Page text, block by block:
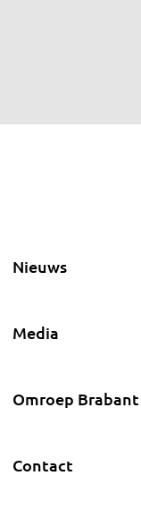
Nieuws
Media
Omroep Brabant
Contact